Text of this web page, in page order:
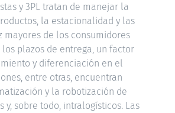
y 3PL tratan de manejar la
la estacionalidad y las
mayores de los consumidores
plazos de entrega, un factor
y diferenciación en el
entre otras, encuentran
y la robotización de
y, sobre todo, intralogísticos. Las